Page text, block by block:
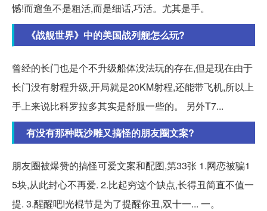
憾!而遛鱼不是粗活,而是细话,巧活。尤其是手。
《战舰世界》中的美国战列舰怎么玩?
曾经的长门也是个不升级船体没法玩的存在,但是现在由于
长门没有射程升级,开局就是20KM射程,还能带飞机,所以上
手上来说比科罗拉多其实是舒服一些的。 另外T7...
有没有那种既沙雕又搞怪的朋友圈文案?
朋友圈被爆赞的搞怪可爱文案和配图,第33张 1.网恋被骗1
5块,从此封心不再爱. 2.比起穷这个缺点,长得丑简直不值一
提. 3.醒醒吧!光棍节是为了提醒你丑,双十一... 一。